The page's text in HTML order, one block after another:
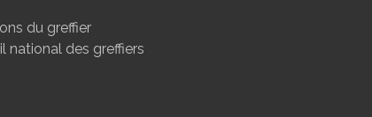
du greffier
national des greffiers